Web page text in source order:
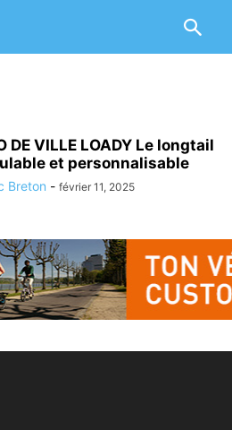
DE VILLE LOADY Le longtail
et personnalisable
Breton - février 11, 2025